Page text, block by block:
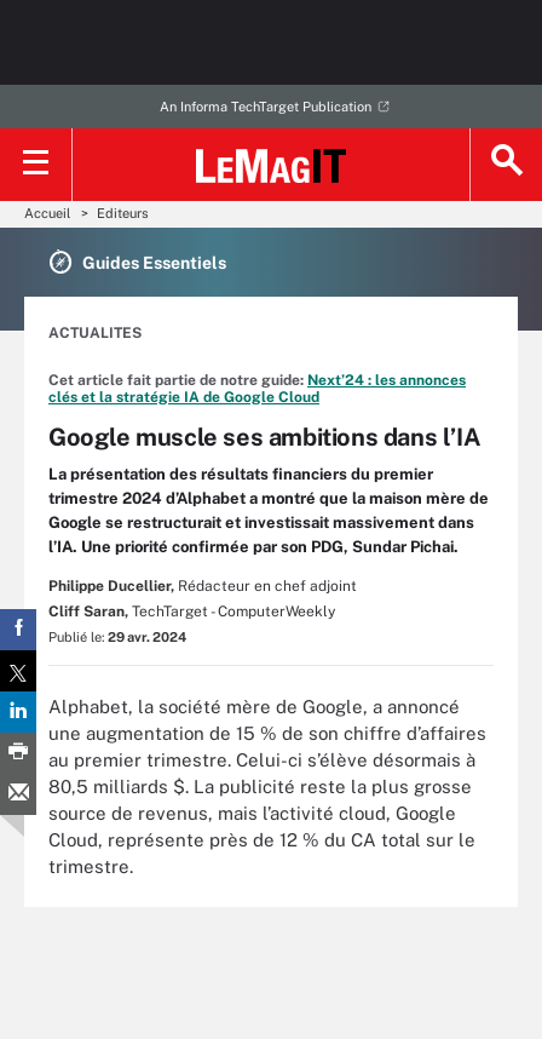
An Informa TechTarget Publication
Accueil Editeurs
Guides Essentiels
ACTUALITES
Cet article fait partie de notre guide: Next’24 : les annonces
clés et la stratégie IA de Google Cloud
Google muscle ses ambitions dans l’IA
La présentation des résultats financiers du premier
trimestre 2024 d’Alphabet a montré que la maison mère de
Google se restructurait et investissait massivement dans
l’IA. Une priorité confirmée par son PDG, Sundar Pichai.
Philippe Ducellier, Rédacteur en chef adjoint
Cliff Saran, TechTarget - ComputerWeekly
Publié le: 29 avr. 2024
Alphabet, la société mère de Google, a annoncé
une augmentation de 15 % de son chiffre d’affaires
au premier trimestre. Celui-ci s’élève désormais à
80,5 milliards $. La publicité reste la plus grosse
source de revenus, mais l’activité cloud, Google
Cloud, représente près de 12 % du CA total sur le
trimestre.